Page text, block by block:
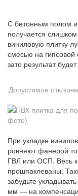
С бетонным полом
получается
виниловую плитку
смесью на гипсовой
зато результат
Допустимое
При укладке
ровняют фанерой
ГВЛ или ОСП. Весь
прошпаклеваны.
забудьте
мм — на